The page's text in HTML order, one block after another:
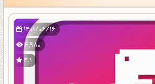
1401/06/16
4,980
4.1